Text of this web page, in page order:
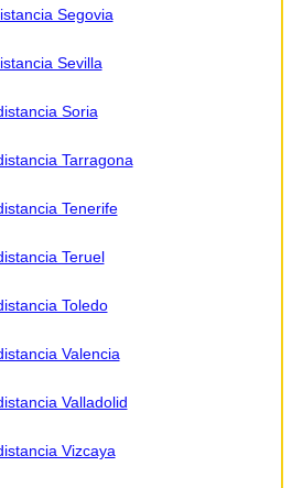
Segovia
Sevilla
Soria
Tarragona
Tenerife
Teruel
Toledo
Valencia
Valladolid
Vizcaya